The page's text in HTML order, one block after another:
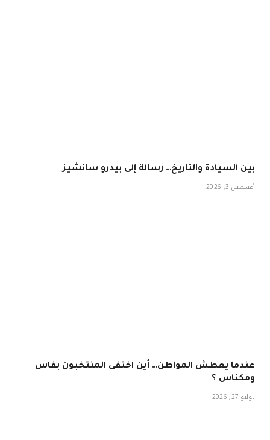
بين السيادة والتاريخ… رسالة إلى بيدرو سانشيز
أغسطس 3, 2026
عندما يعطش المواطن… أين اختفى المنتخبون بفاس
ومكناس ؟
يوليو 27, 2026